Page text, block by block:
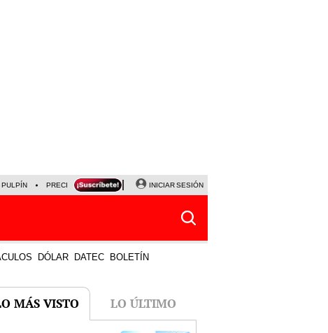
PULPÍN PRECIO DEL DÓLAR CORTE DE LUZ VIERNES 7 DE AGOSTO
INICIAR SESIÓN
DÓLAR DATEC BOLETÍN
MÁS VISTO LO ÚLTIMO